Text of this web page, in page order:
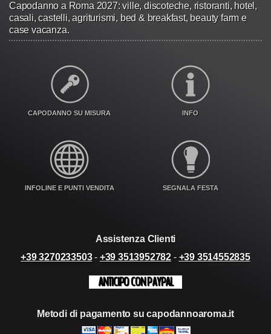
Capodanno a Roma 2027: ville, discoteche, ristoranti, hotel,
casali, castelli, agriturismi, bed & breakfast, beauty farm e
case vacanza.
CAPODANNO SU MISURA INFO
INFOLINE E PUNTI VENDITA SEGNALA FESTA
Assistenza Clienti
+39 3270233503- +39 3513952782 - +39 3514552835
ANTICIPO CON PAYPAL
Metodi di pagamento su capodannoaroma.it